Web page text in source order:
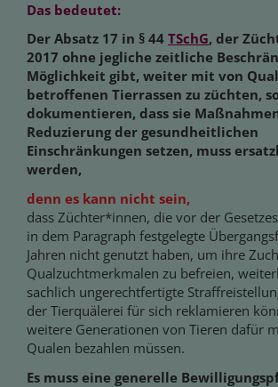
Das bedeutet:
Der Absatz 17 in § 44 TSchG, der
2017 ohne jegliche zeitliche
Möglichkeit gibt, weiter mit von
betroffenen Tierrassen zu züchten,
dokumentieren, dass sie
Reduzierung der gesundheitlichen
Einschränkungen setzen, muss
werden,
denn es kann nicht sein,
dass Züchter*innen, die vor der
in dem Paragraph festgelegte
Jahren nicht genutzt haben, um ihre
Qualzuchtmerkmalen zu befreien,
sachlich ungerechtfertigte
der Tierquälerei für sich reklamieren
weitere Generationen von Tieren dafür
Qualen bezahlen müssen.
Es muss eine generelle